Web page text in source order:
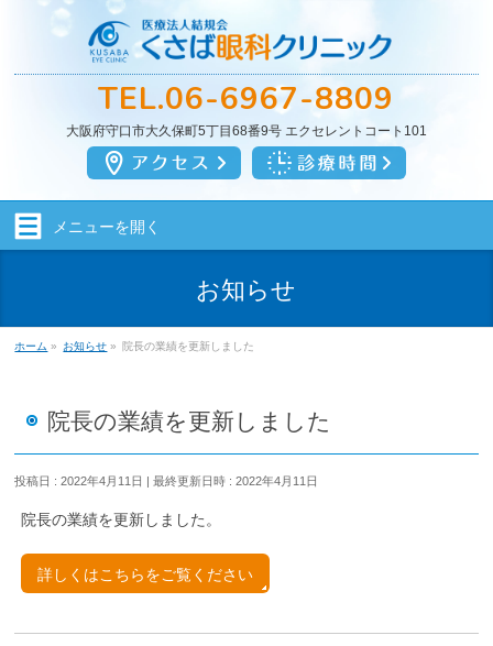
TEL.06-6967-8809
大阪府守口市大久保町5丁目68番9号 エクセレントコート101
メニューを開く
お知らせ
ホーム » お知らせ » 院長の業績を更新しました
院長の業績を更新しました
投稿日 : 2022年4月11日 最終更新日時 : 2022年4月11日
院長の業績を更新しました。
詳しくはこちらをご覧ください